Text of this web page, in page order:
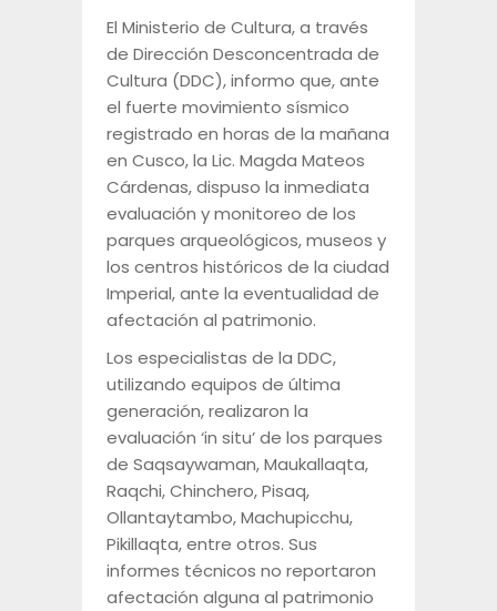
El Ministerio de Cultura, a través
de Dirección Desconcentrada de
Cultura (DDC), informo que, ante
el fuerte movimiento sísmico
registrado en horas de la mañana
en Cusco, la Lic. Magda Mateos
Cárdenas, dispuso la inmediata
evaluación y monitoreo de los
parques arqueológicos, museos y
los centros históricos de la ciudad
Imperial, ante la eventualidad de
afectación al patrimonio.
Los especialistas de la DDC,
utilizando equipos de última
generación, realizaron la
evaluación ‘in situ’ de los parques
de Saqsaywaman, Maukallaqta,
Raqchi, Chinchero, Pisaq,
Ollantaytambo, Machupicchu,
Pikillaqta, entre otros. Sus
informes técnicos no reportaron
afectación alguna al patrimonio